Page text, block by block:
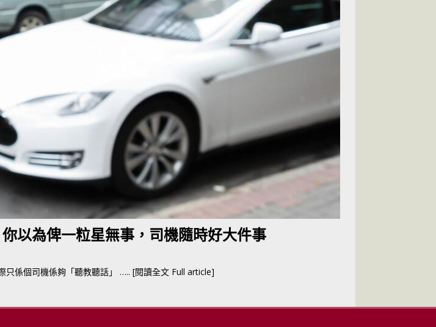
家唔止回唔到家 跣司機勁過謝拉特
箍五花大綁 司機哽唔落都要硬哽到
運車輛服務業
運輸政策
Impossible 但 Uber 唔止話之
交通評論
以為俾一粒星無事，司機隨時好大件事
只係個司機係夠「聽教聽話」 ….. [閱讀全文 Full article]